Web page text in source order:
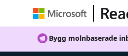
Bygg molnbaserade